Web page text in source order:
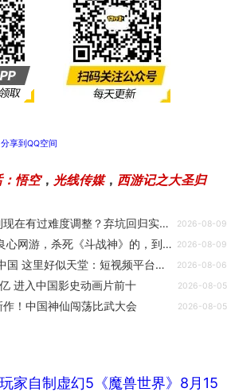
分享到QQ空间
悟空， 光线传媒， 西游记之大圣归
《黑神话：悟空》发售到现在有过难度调整？弃坑回归实力却大增 2026-08-09
曾经60万人同时在线的良心网游，杀死《斗战神》的，到底是什么？ 2026-08-09
西方Z世代为何开始“粉”中国 这里好似天堂：短视频平台相关内容总浏览量突破40亿次 2026-08-06
进入中国影史动画片前十 2026-08-05
！中国神仙闯荡比武大会 2026-08-05
家自制虚幻5《魔兽世界》8月15